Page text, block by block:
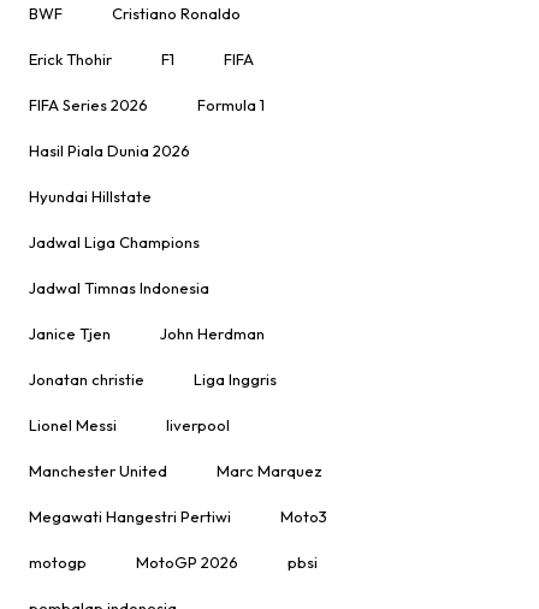
BWF Cristiano Ronaldo
Erick Thohir F1 FIFA
FIFA Series 2026 Formula 1
Hasil Piala Dunia 2026
Hyundai Hillstate
Jadwal Liga Champions
Jadwal Timnas Indonesia
Janice Tjen John Herdman
Jonatan christie Liga Inggris
Lionel Messi liverpool
Manchester United Marc Marquez
Megawati Hangestri Pertiwi Moto3
motogp MotoGP 2026 pbsi